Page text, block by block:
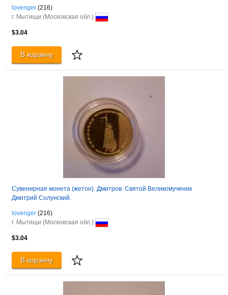
lovenger (216)
г. Мытищи (Московская обл.)
$3.04
В корзину
Сувенирная монета (жетон). Дмитров. Святой Великомученик
Дмитрий Солунский.
lovenger (216)
г. Мытищи (Московская обл.)
$3.04
В корзину